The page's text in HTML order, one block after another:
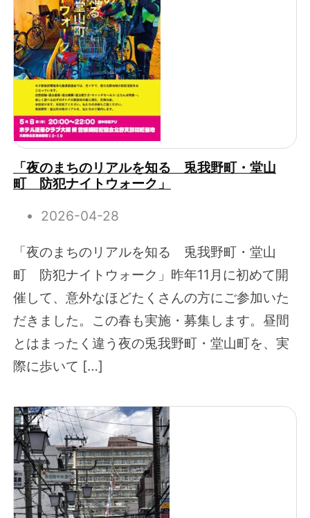
「夜のまちのリアルを知る 兎我野町・堂山
町 防犯ナイトウォーク」
2026-04-28
「夜のまちのリアルを知る 兎我野町・堂山
町 防犯ナイトウォーク」昨年11月に初めて開
催して、意外なほどたくさんの方にご参加いた
だきました。この春も実施・募集します。昼間
とはまったく違う夜の兎我野町・堂山町を、実
際に歩いて […]